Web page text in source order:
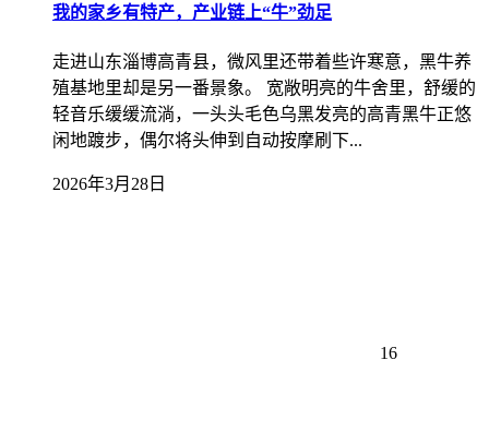
我的家乡有特产，产业链上“牛”劲足
走进山东淄博高青县，微风里还带着些许寒意，黑牛养
殖基地里却是另一番景象。 宽敞明亮的牛舍里，舒缓的
轻音乐缓缓流淌，一头头毛色乌黑发亮的高青黑牛正悠
闲地踱步，偶尔将头伸到自动按摩刷下...
2026年3月28日
16